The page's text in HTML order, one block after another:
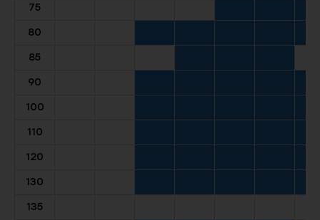
75
80
85
90
100
110
120
130
135